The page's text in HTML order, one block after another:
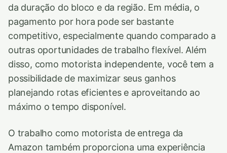
da duração do bloco e da região. Em média, o
pagamento por hora pode ser bastante
competitivo, especialmente quando comparado a
outras oportunidades de trabalho flexível. Além
disso, como motorista independente, você tem a
possibilidade de maximizar seus ganhos
planejando rotas eficientes e aproveitando ao
máximo o tempo disponível.
O trabalho como motorista de entrega da
Amazon também proporciona uma experiência